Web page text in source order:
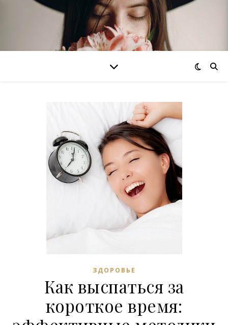
ЗДОРОВЬЕ
Как выспаться за
короткое время: